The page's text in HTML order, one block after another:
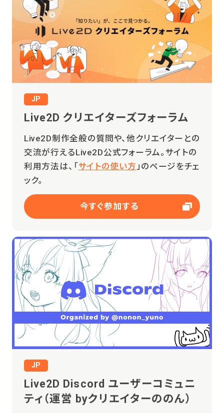
JP
Live2D クリエイターズフォーラム
Live2D制作全般の質問や、他クリエイターとの
交流が行えるLive2D公式フォーラム。サイトの
利用方法は、「サイトの使い方 」のページをチェ
ック。
今すぐ参加する
JP
Live2D Discord ユーザーコミュニ
ティ（運営 byクリエイターののん）